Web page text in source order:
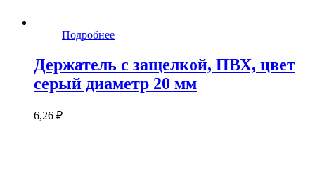
Подробнее
Держатель с защелкой, ПВХ, цвет
серый диаметр 20 мм
6,26 ₽